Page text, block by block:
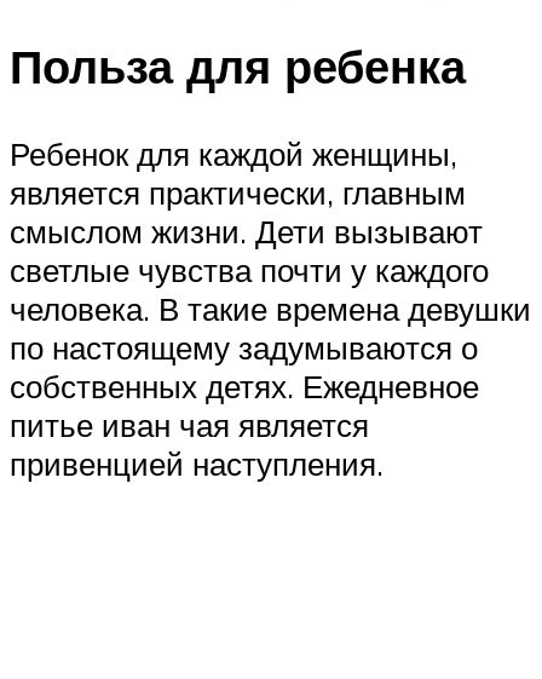
Польза для ребенка
Ребенок для каждой женщины,
является практически, главным
смыслом жизни. Дети вызывают
светлые чувства почти у каждого
человека. В такие времена девушки
по настоящему задумываются о
собственных детях. Ежедневное
питье иван чая является
привенцией наступления.